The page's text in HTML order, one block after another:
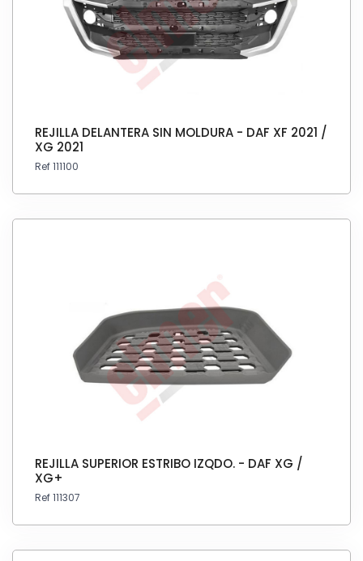
REJILLA DELANTERA SIN MOLDURA - DAF XF 2021 /
XG 2021
Ref 111100
REJILLA SUPERIOR ESTRIBO IZQDO. - DAF XG /
XG+
Ref 111307